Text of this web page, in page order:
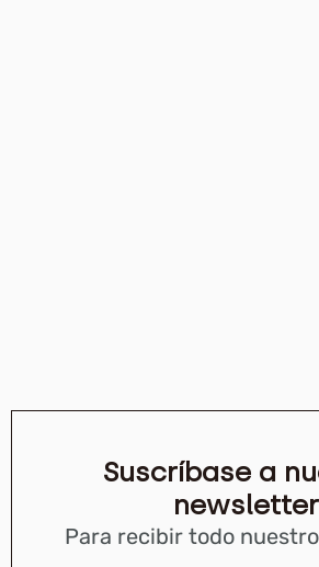
Suscríbase a
newsletter
Para recibir todo